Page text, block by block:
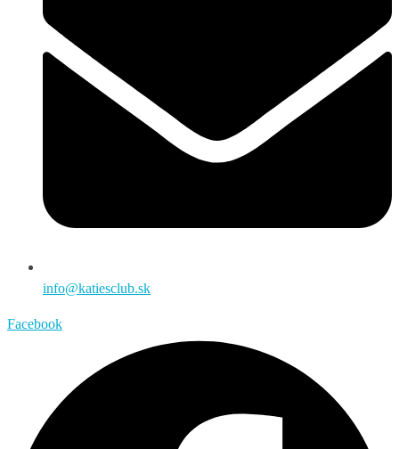
info@katiesclub.sk
Facebook